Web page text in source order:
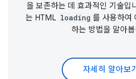
을 보존하는 데 효과적인 기술입
는 HTML loading 를 사용하여
하는 방법을 알아
자세히 알아보기